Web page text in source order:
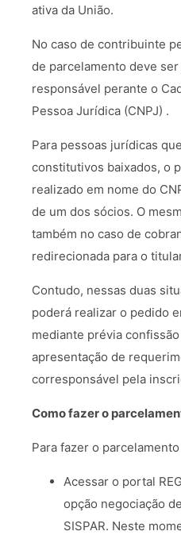
ativa da União.
No caso de contribuinte
de parcelamento deve
responsável perante o
Pessoa Jurídica (CNPJ) .
Para pessoas jurídicas
constitutivos baixados, o
realizado em nome do
de um dos sócios. O
também no caso de
redirecionada para o
Contudo, nessas duas
poderá realizar o pedido
mediante prévia
apresentação de
corresponsável pela
Como fazer o
Para fazer o
Acessar o portal
opção negociação
SISPAR. Neste